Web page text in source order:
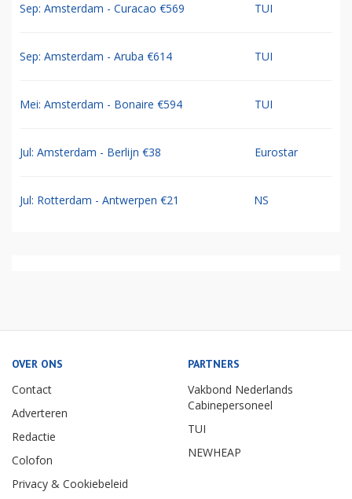
Sep: Amsterdam - Curacao €569 TUI
Sep: Amsterdam - Aruba €614 TUI
Mei: Amsterdam - Bonaire €594 TUI
Jul: Amsterdam - Berlijn €38 Eurostar
Jul: Rotterdam - Antwerpen €21 NS
OVER ONS
Contact
Adverteren
Redactie
Colofon
Privacy & Cookiebeleid
PARTNERS
Vakbond Nederlands
Cabinepersoneel
TUI
NEWHEAP